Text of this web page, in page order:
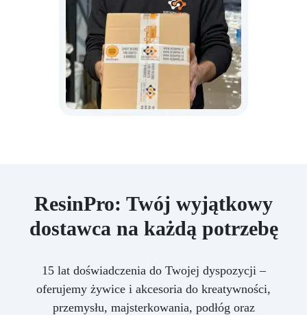
ResinPro: Twój wyjątkowy
dostawca na każdą potrzebę
15 lat doświadczenia do Twojej dyspozycji –
oferujemy żywice i akcesoria do kreatywności,
przemysłu, majsterkowania, podłóg oraz